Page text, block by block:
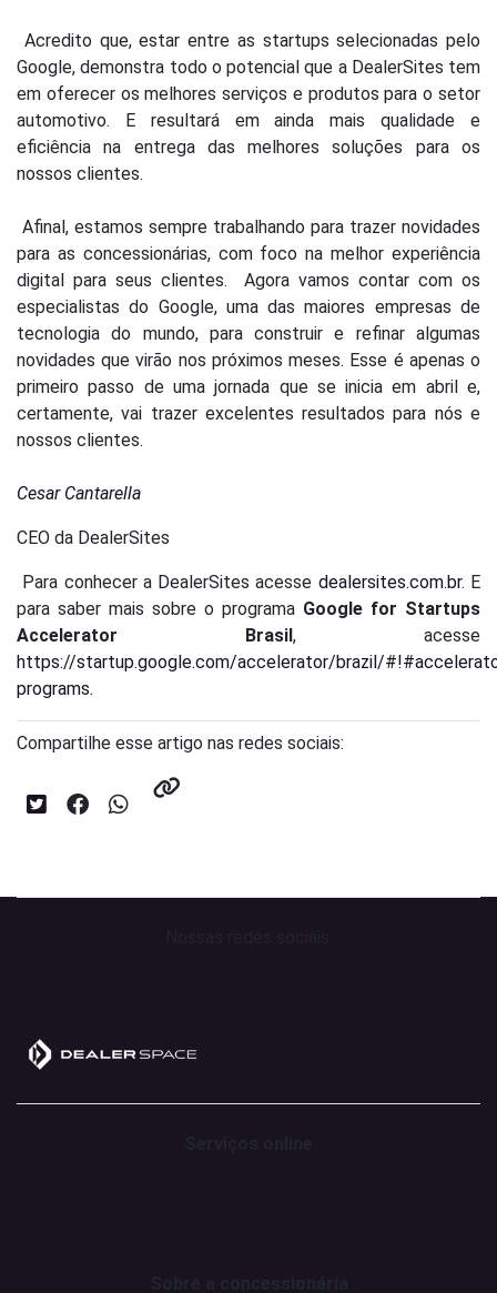
Acredito que, estar entre as startups selecionadas pelo
Google, demonstra todo o potencial que a DealerSites tem
em oferecer os melhores serviços e produtos para o setor
automotivo.
E resultará em ainda mais qualidade e
eficiência na entrega das melhores soluções para os
nossos clientes.
Afinal, estamos sempre trabalhando para trazer novidades
para as concessionárias, com foco na melhor experiência
digital para seus clientes.
Agora vamos contar com os
especialistas do Google, uma das maiores empresas de
tecnologia do mundo, para construir e refinar algumas
novidades que virão nos próximos meses. Esse é apenas o
primeiro passo de uma jornada que se inicia em abril e,
certamente, vai trazer excelentes resultados para nós e
nossos clientes.
Cesar Cantarella
CEO da DealerSites
Para conhecer a DealerSites acesse dealersites.com.br. E
para saber mais sobre o programa Google for Startups
Accelerator Brasil , acesse
https://startup.google.com/accelerator/brazil/
programs.
Compartilhe esse artigo nas redes sociais: